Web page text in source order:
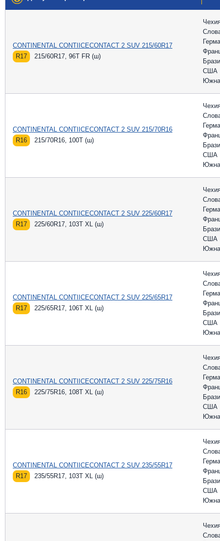
CONTINENTAL CONTIICECONTACT 2 SUV 215/60R17
R17
215/60R17, 96T FR (ш)
США
CONTINENTAL CONTIICECONTACT 2 SUV 215/70R16
R16
215/70R16, 100T (ш)
США
CONTINENTAL CONTIICECONTACT 2 SUV 225/60R17
R17
225/60R17, 103T XL (ш)
США
CONTINENTAL CONTIICECONTACT 2 SUV 225/65R17
R17
225/65R17, 106T XL (ш)
США
CONTINENTAL CONTIICECONTACT 2 SUV 225/75R16
R16
225/75R16, 108T XL (ш)
США
CONTINENTAL CONTIICECONTACT 2 SUV 235/55R17
R17
235/55R17, 103T XL (ш)
США